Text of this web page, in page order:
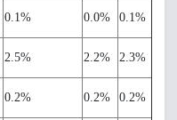
0.1% 0.0% 0.1%
2.5% 2.2% 2.3%
0.2% 0.2% 0.2%